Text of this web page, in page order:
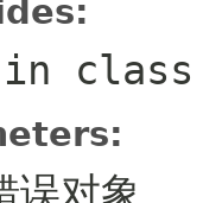
in class
对象